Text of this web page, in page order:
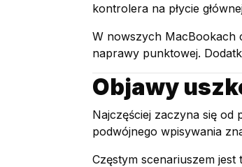
kontrolera na płycie
W nowszych MacBookach
naprawy punktowej.
Objawy
Najczęściej zaczyna się od
podwójnego wpisywania
Częstym scenariuszem